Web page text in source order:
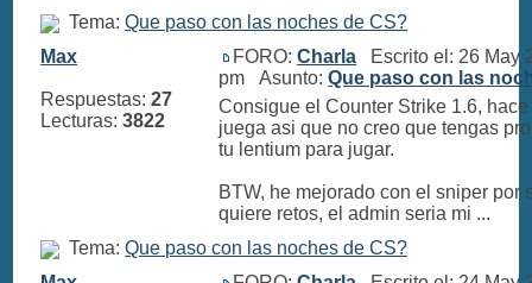
Tema:Que paso con las noches de CS?
Max
Respuestas:27
Lecturas:3822
FORO:Charla Escrito el: 26 May
pm Asunto:Que paso con las
Consigue el Counter Strike 1.6,
juega asi que no creo que tengas
tu lentium para jugar.
BTW, he mejorado con el sniper por
quiere retos, el admin seria mi ...
Tema:Que paso con las noches de CS?